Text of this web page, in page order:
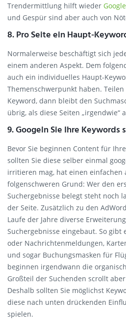
Trendermittlung hilft wieder
und Gespür sind aber auch von
8. Pro Seite ein Haupt-
Normalerweise beschäftigt sich
einem anderen Aspekt. Dem
auch ein individuelles Haupt-
Themenschwerpunkt haben.
Keyword, dann bleibt den
übrig, als diese Seiten „irgendwie“
9. Googeln Sie Ihre Keywords
Bevor Sie beginnen Content für
sollten Sie diese selber einmal
irritieren mag, hat einen einfachen
folgenschweren Grund: Wer den
Suchergebnisse belegt steht noch
der Seite. Zusätzlich zu den
Laufe der Jahre diverse
Suchergebnisse eingebaut. So gibt
oder Nachrichtenmeldungen,
und sogar Buchungsmasken für
beginnen irgendwann die
Großteil der Suchenden scrollt
Deshalb sollten Sie möglichst
diese nach unten drückenden
spielen.